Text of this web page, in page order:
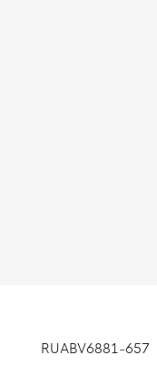
is voorzien van
zorgt dat zweet wordt
jack. Hierdoor blijf je
Het waterafstotende
RUABV6881-657